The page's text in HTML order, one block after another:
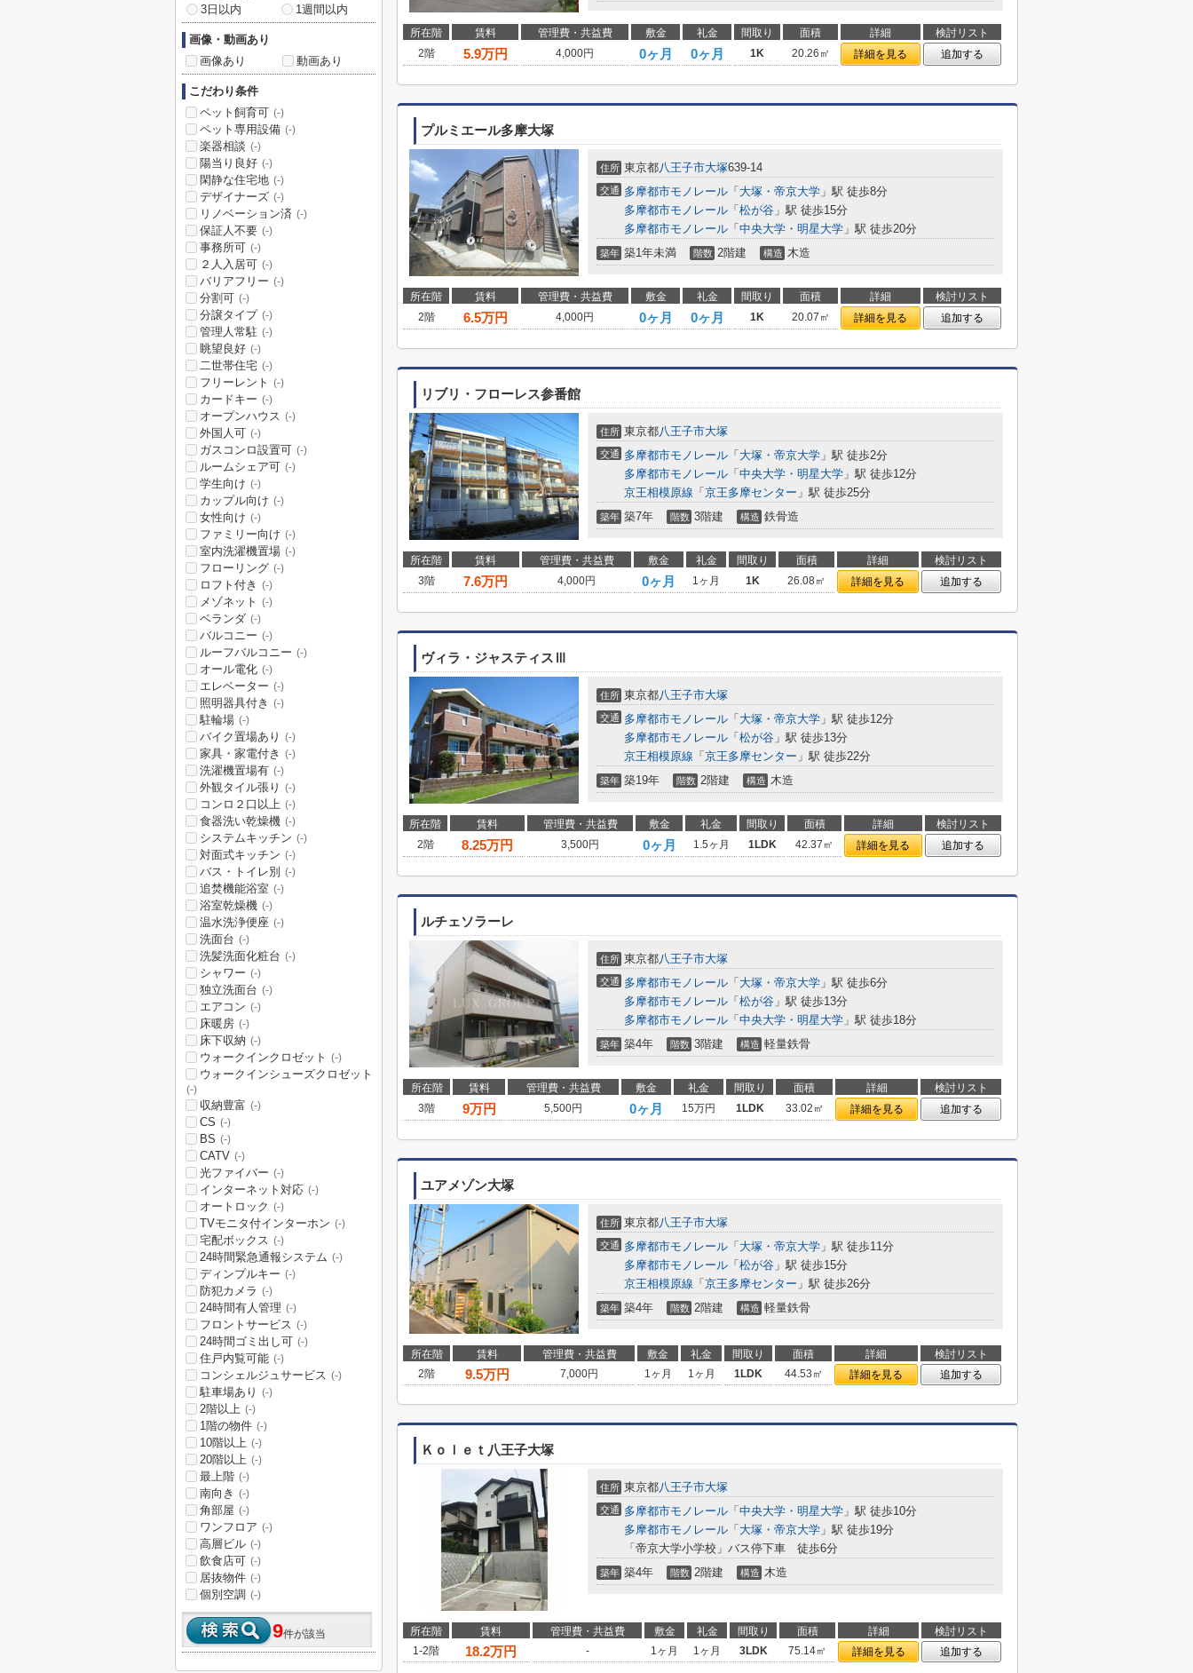
所在階 賃料 管理費・共益費 敷金 礼金 間取り 面積 詳細
検討リスト
2階
5.9万円 4,000円 0ヶ月 0ヶ月 1K 20.26㎡ 詳細を見る 追加する
プルミエール多摩大塚
住所 東京都八王子市大塚639-14
交通 多摩都市モノレール 「 大塚・帝京大学 」駅 徒歩8分
多摩都市モノレール 「 松が谷 」駅 徒歩15分
多摩都市モノレール 「 中央大学・明星大学 」駅 徒歩20分
築年 築1年未満 階数 2階建 構造 木造
所在階 賃料 管理費・共益費 敷金 礼金 間取り 面積 詳細
検討リスト
2階
6.5万円 4,000円 0ヶ月 0ヶ月 1K 20.07㎡ 詳細を見る 追加する
リブリ・フローレス参番館
住所 東京都八王子市大塚
交通 多摩都市モノレール 「 大塚・帝京大学 」駅 徒歩2分
多摩都市モノレール 「 中央大学・明星大学 」駅 徒歩12分
京王相模原線 「 京王多摩センター 」駅 徒歩25分
築年 築7年 階数 3階建 構造 鉄骨造
所在階 賃料 管理費・共益費 敷金 礼金 間取り 面積 詳細
検討リスト
3階
7.6万円 4,000円 0ヶ月 1ヶ月 1K 26.08㎡ 詳細を見る 追加する
ヴィラ・ジャスティスⅢ
住所 東京都八王子市大塚
交通 多摩都市モノレール 「 大塚・帝京大学 」駅 徒歩12分
多摩都市モノレール 「 松が谷 」駅 徒歩13分
京王相模原線 「 京王多摩センター 」駅 徒歩22分
築年 築19年 階数 2階建 構造 木造
所在階 賃料 管理費・共益費 敷金 礼金 間取り 面積 詳細
検討リスト
2階
8.25万円 3,500円 0ヶ月 1.5ヶ月 1LDK 42.37㎡ 詳細を見る 追加する
ルチェソラーレ
住所 東京都八王子市大塚
交通 多摩都市モノレール 「 大塚・帝京大学 」駅 徒歩6分
多摩都市モノレール 「 松が谷 」駅 徒歩13分
多摩都市モノレール 「 中央大学・明星大学 」駅 徒歩18分
築年 築4年 階数 3階建 構造 軽量鉄骨
所在階 賃料 管理費・共益費 敷金 礼金 間取り 面積 詳細
検討リスト
3階
9万円 5,500円 0ヶ月 15万円 1LDK 33.02㎡ 詳細を見る 追加する
ユアメゾン大塚
住所 東京都八王子市大塚
交通 多摩都市モノレール 「 大塚・帝京大学 」駅 徒歩11分
多摩都市モノレール 「 松が谷 」駅 徒歩15分
京王相模原線 「 京王多摩センター 」駅 徒歩26分
築年 築4年 階数 2階建 構造 軽量鉄骨
所在階 賃料 管理費・共益費 敷金 礼金 間取り 面積 詳細
検討リスト
2階
9.5万円 7,000円 1ヶ月 1ヶ月 1LDK 44.53㎡ 詳細を見る 追加する
Ｋｏｌｅｔ八王子大塚
住所 東京都八王子市大塚
交通 多摩都市モノレール 「 中央大学・明星大学 」駅 徒歩10分
多摩都市モノレール 「 大塚・帝京大学 」駅 徒歩19分
「帝京大学小学校」バス停下車 徒歩6分
築年 築4年 階数 2階建 構造 木造
所在階 賃料 管理費・共益費 敷金 礼金 間取り 面積 詳細
検討リスト
1-2階
18.2万円 - 1ヶ月 1ヶ月 3LDK 75.14㎡ 詳細を見る 追加する
3日以内
1週間以内
画像・動画あり
画像あり
動画あり
こだわり条件
ペット飼育可 (-)
ペット専用設備 (-)
楽器相談 (-)
陽当り良好 (-)
閑静な住宅地 (-)
デザイナーズ (-)
リノベーション済 (-)
保証人不要 (-)
事務所可 (-)
２人入居可 (-)
バリアフリー (-)
分割可 (-)
分譲タイプ (-)
管理人常駐 (-)
眺望良好 (-)
二世帯住宅 (-)
フリーレント (-)
カードキー (-)
オープンハウス (-)
外国人可 (-)
ガスコンロ設置可 (-)
ルームシェア可 (-)
学生向け (-)
カップル向け (-)
女性向け (-)
ファミリー向け (-)
室内洗濯機置場 (-)
フローリング (-)
ロフト付き (-)
メゾネット (-)
ベランダ (-)
バルコニー (-)
ルーフバルコニー (-)
オール電化 (-)
エレベーター (-)
照明器具付き (-)
駐輪場 (-)
バイク置場あり (-)
家具・家電付き (-)
洗濯機置場有 (-)
外観タイル張り (-)
コンロ２口以上 (-)
食器洗い乾燥機 (-)
システムキッチン (-)
対面式キッチン (-)
バス・トイレ別 (-)
追焚機能浴室 (-)
浴室乾燥機 (-)
温水洗浄便座 (-)
洗面台 (-)
洗髪洗面化粧台 (-)
シャワー (-)
独立洗面台 (-)
エアコン (-)
床暖房 (-)
床下収納 (-)
ウォークインクロゼット (-)
ウォークインシューズクロゼット
(-)
収納豊富 (-)
CS (-)
BS (-)
CATV (-)
光ファイバー (-)
インターネット対応 (-)
オートロック (-)
TVモニタ付インターホン (-)
宅配ボックス (-)
24時間緊急通報システム (-)
ディンプルキー (-)
防犯カメラ (-)
24時間有人管理 (-)
フロントサービス (-)
24時間ゴミ出し可 (-)
住戸内覧可能 (-)
コンシェルジュサービス (-)
駐車場あり (-)
2階以上 (-)
1階の物件 (-)
10階以上 (-)
20階以上 (-)
最上階 (-)
南向き (-)
角部屋 (-)
ワンフロア (-)
高層ビル (-)
飲食店可 (-)
居抜物件 (-)
個別空調 (-)
9件が該当